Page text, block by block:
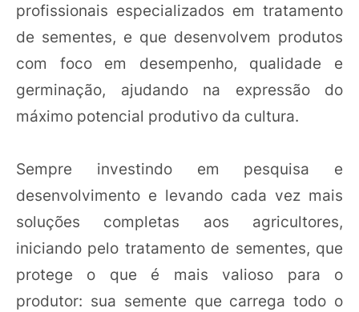
profissionais especializados em tratamento
de sementes, e que desenvolvem produtos
com foco em desempenho, qualidade e
germinação, ajudando na expressão do
máximo potencial produtivo da cultura.
Sempre investindo em pesquisa e
desenvolvimento e levando cada vez mais
soluções completas aos agricultores,
iniciando pelo tratamento de sementes, que
protege o que é mais valioso para o
produtor: sua semente que carrega todo o